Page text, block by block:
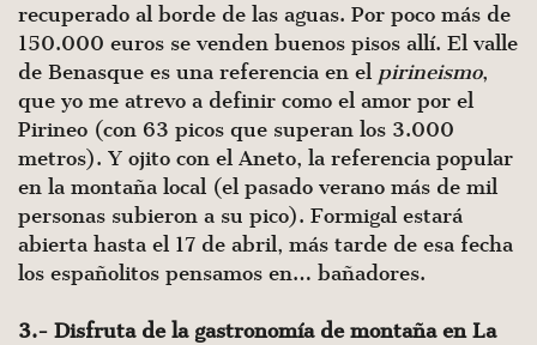
recuperado al borde de las aguas. Por poco más de
150.000 euros se venden buenos pisos allí. El valle
de Benasque es una referencia en el pirineismo,
que yo me atrevo a definir como el amor por el
Pirineo (con 63 picos que superan los 3.000
metros). Y ojito con el Aneto, la referencia popular
en la montaña local (el pasado verano más de mil
personas subieron a su pico). Formigal estará
abierta hasta el 17 de abril, más tarde de esa fecha
los españolitos pensamos en… bañadores.
3.- Disfruta de la gastronomía de montaña en La